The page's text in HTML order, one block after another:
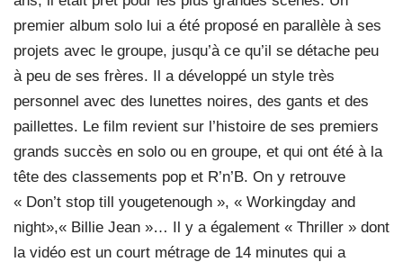
premier album solo lui a été proposé en parallèle à ses
projets avec le groupe, jusqu’à ce qu’il se détache peu
à peu de ses frères. Il a développé un style très
personnel avec des lunettes noires, des gants et des
paillettes. Le film revient sur l’histoire de ses premiers
grands succès en solo ou en groupe, et qui ont été à la
tête des classements pop et R’n’B. On y retrouve
« Don’t stop till yougetenough », « Workingday and
night»,« Billie Jean »… Il y a également « Thriller » dont
la vidéo est un court métrage de 14 minutes qui a